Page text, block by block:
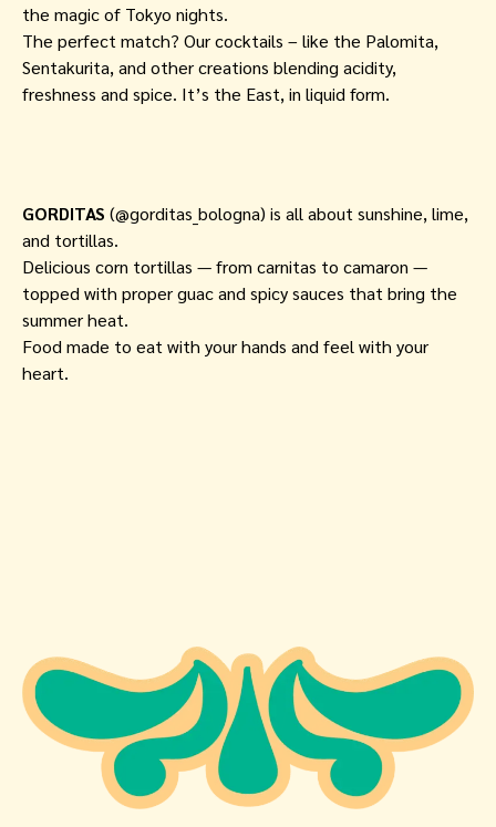
the magic of Tokyo nights.
The perfect match? Our cocktails – like the Palomita,
Sentakurita, and other creations blending acidity,
freshness and spice. It’s the East, in liquid form.
GORDITAS (@gorditas_bologna) is all about sunshine, lime,
and tortillas.
Delicious corn tortillas — from carnitas to camaron —
topped with proper guac and spicy sauces that bring the
summer heat.
Food made to eat with your hands and feel with your
heart.